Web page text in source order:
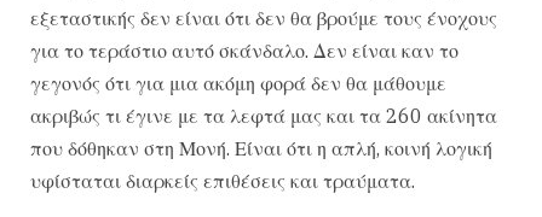
εξεταστικής δεν είναι ότι δεν θα βρούμε τους ένοχους
για το τεράστιο αυτό σκάνδαλο. Δεν είναι καν το
γεγονός ότι για μια ακόμη φορά δεν θα μάθουμε
ακριβώς τι έγινε με τα λεφτά μας και τα 260 ακίνητα
που δόθηκαν στη Μονή. Είναι ότι η απλή, κοινή λογική
υφίσταται διαρκείς επιθέσεις και τραύματα.